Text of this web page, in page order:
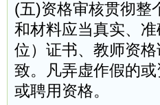
(五)资格审核贯彻整
和材料应当真实、
位）证书、教师资
致。凡弄虚作假的
或聘用资格。